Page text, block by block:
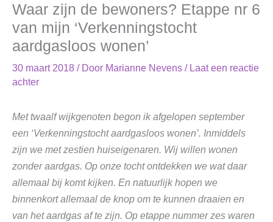
Waar zijn de bewoners? Etappe nr 6
van mijn ‘Verkenningstocht
aardgasloos wonen’
30 maart 2018 / Door Marianne Nevens / Laat een reactie
achter
Met twaalf wijkgenoten begon ik afgelopen september
een ‘Verkenningstocht aardgasloos wonen’. Inmiddels
zijn we met zestien huiseigenaren. Wij willen wonen
zonder aardgas. Op onze tocht ontdekken we wat daar
allemaal bij komt kijken. En natuurlijk hopen we
binnenkort allemaal de knop om te kunnen draaien en
van het aardgas af te zijn. Op etappe nummer zes waren